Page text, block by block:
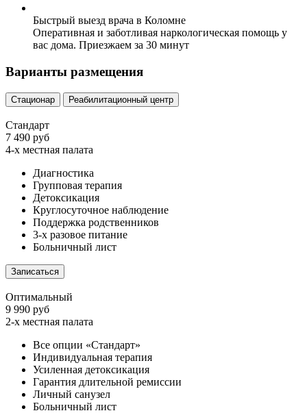
Быстрый выезд врача в Коломне
Оперативная и заботливая наркологическая помощь у
вас дома. Приезжаем за 30 минут
Варианты размещения
Стационар Реабилитационный центр
Стандарт
7 490 руб
4-х местная палата
Диагностика
Групповая терапия
Детоксикация
Круглосуточное наблюдение
Поддержка родственников
3-х разовое питание
Больничный лист
Записаться
Оптимальный
9 990 руб
2-х местная палата
Все опции «Стандарт»
Индивидуальная терапия
Усиленная детоксикация
Гарантия длительной ремиссии
Личный санузел
Больничный лист